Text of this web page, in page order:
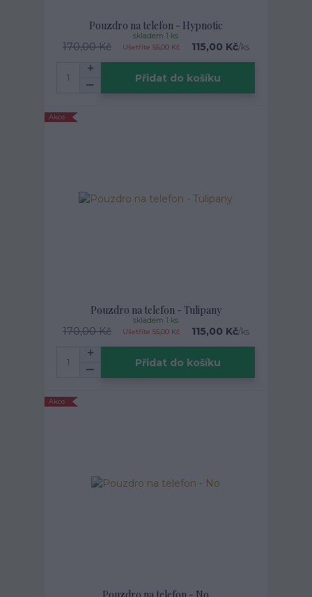
Pouzdro na telefon - Hypnotic
170,00 Kč Ušetříte 55,00 Kč 115,00 Kč/ks
skladem 1 ks
Přidat do košíku
Akce
Pouzdro na telefon - Tulipany
170,00 Kč Ušetříte 55,00 Kč 115,00 Kč/ks
skladem 1 ks
Přidat do košíku
Akce